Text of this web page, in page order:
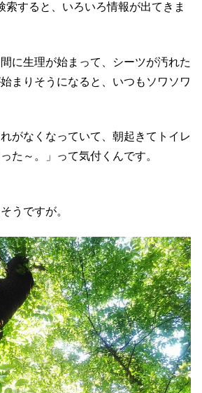
索すると、いろいろ情報が出てきま
に生理が始まって、シーツが汚れた
まりそうになると、いつもソワソワ
がなくなっていて、朝起きてトイレ
た～。」って気付くんです。
うですが。